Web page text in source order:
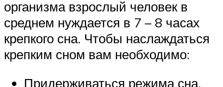
организма взрослый человек в
среднем нуждается в 7 – 8 часах
крепкого сна. Чтобы наслаждаться
крепким сном вам необходимо:
Придерживаться режима сна,